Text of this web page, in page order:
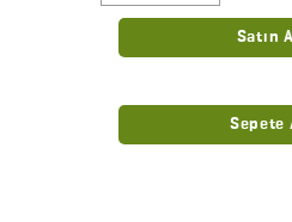
Satın Al
Sepete